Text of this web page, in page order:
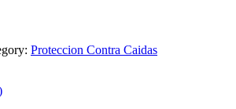
Proteccion Contra Caidas